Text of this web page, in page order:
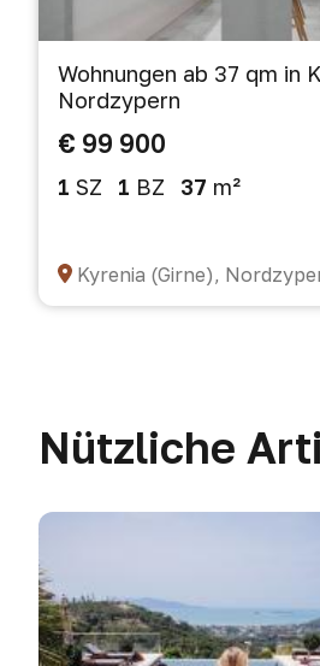
Wohnungen ab 37 qm in
Nordzypern
€ 99 900
1 SZ 1 BZ 37 m²
Kyrenia (Girne),
Nützliche